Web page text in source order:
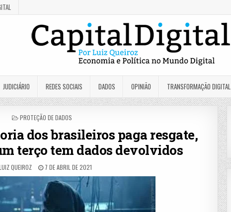
JUDICIÁRIO REDES SOCIAIS DADOS OPINIÃO TRANSFORMAÇÃO DIGITAL
POSTED
PROTEÇÃO DE DADOS
dos brasileiros paga resgate,
terço tem dados devolvidos
QUEIROZ 7 DE ABRIL DE 2021